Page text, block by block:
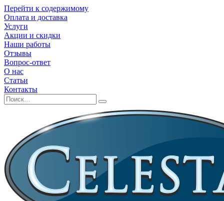
Перейти к содержимому
Оплата и доставка
Услуги
Акции и скидки
Наши работы
Отзывы
Вопрос-ответ
О нас
Статьи
Контакты